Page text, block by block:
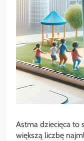
Astma dziecięca to
większą liczbę